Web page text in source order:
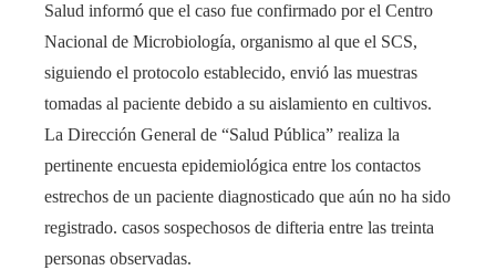
Salud informó que el caso fue confirmado por el Centro
Nacional de Microbiología, organismo al que el SCS,
siguiendo el protocolo establecido, envió las muestras
tomadas al paciente debido a su aislamiento en cultivos.
La Dirección General de “Salud Pública” realiza la
pertinente encuesta epidemiológica entre los contactos
estrechos de un paciente diagnosticado que aún no ha sido
registrado. casos sospechosos de difteria entre las treinta
personas observadas.